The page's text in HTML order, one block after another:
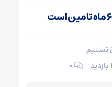
تسنیم
۰